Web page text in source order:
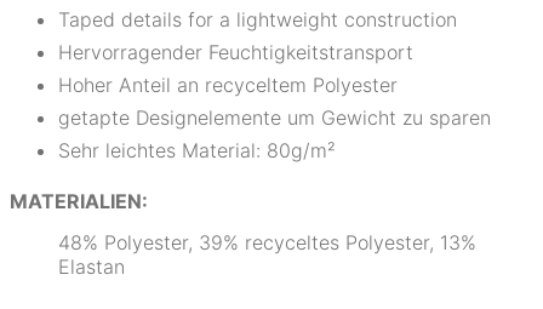
Taped details for a lightweight construction
Hervorragender Feuchtigkeitstransport
Hoher Anteil an recyceltem Polyester
getapte Designelemente um Gewicht zu sparen
Sehr leichtes Material: 80g/m²
MATERIALIEN:
48% Polyester, 39% recyceltes Polyester, 13%
Elastan